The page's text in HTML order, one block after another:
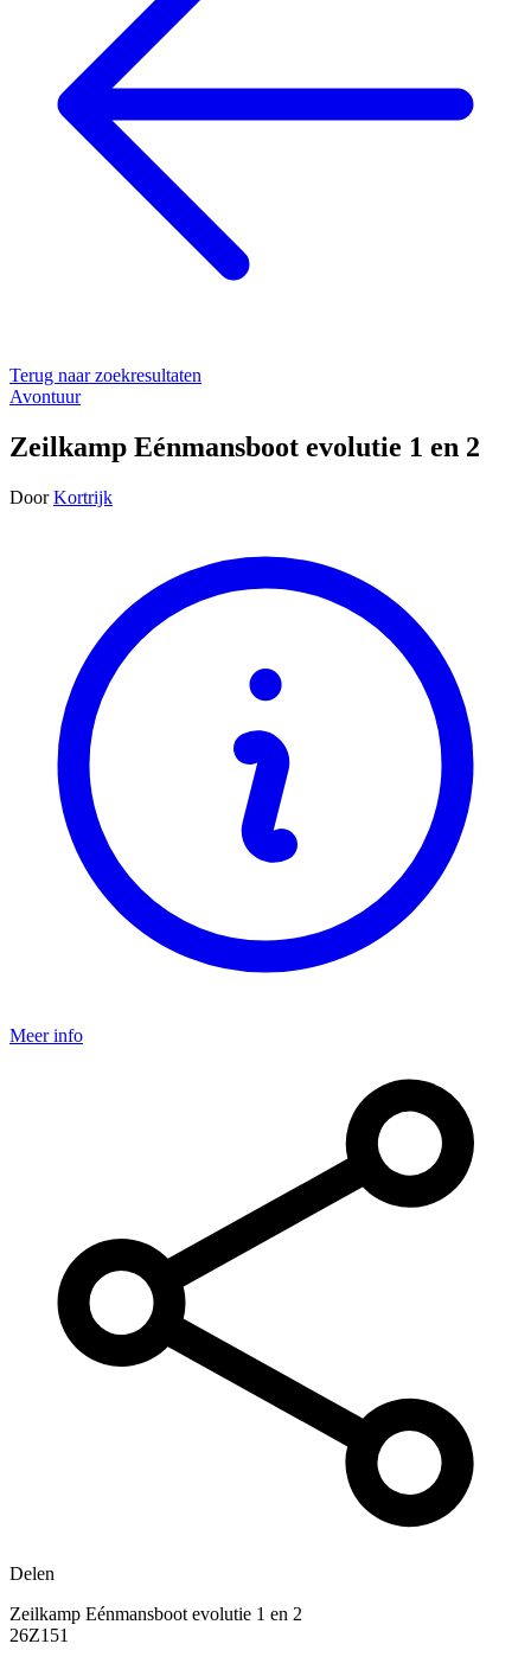
Terug naar zoekresultaten
Avontuur
Zeilkamp Eénmansboot evolutie 1 en 2
Door Kortrijk
Meer info
Delen
Zeilkamp Eénmansboot evolutie 1 en 2
26Z151